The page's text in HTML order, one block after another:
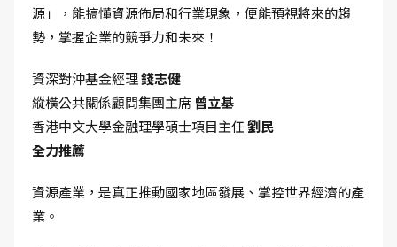
源」，能搞懂資源佈局和行業現象，便能預視將來的趨
勢，掌握企業的競爭力和未來！
資深對沖基金經理錢志健
縱橫公共關係顧問集團主席 曾立基
香港中文大學金融理學碩士項目主任劉民
全力推薦
資源產業，是真正推動國家地區發展、掌控世界經濟的產
業。